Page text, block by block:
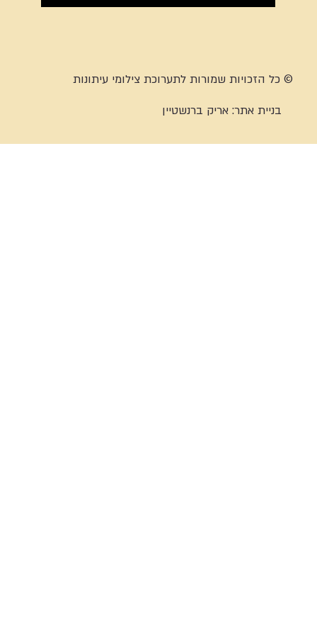
© כל הזכויות שמורות לתערוכת צילומי עיתונות
בניית אתר:אריק ברנשטיין